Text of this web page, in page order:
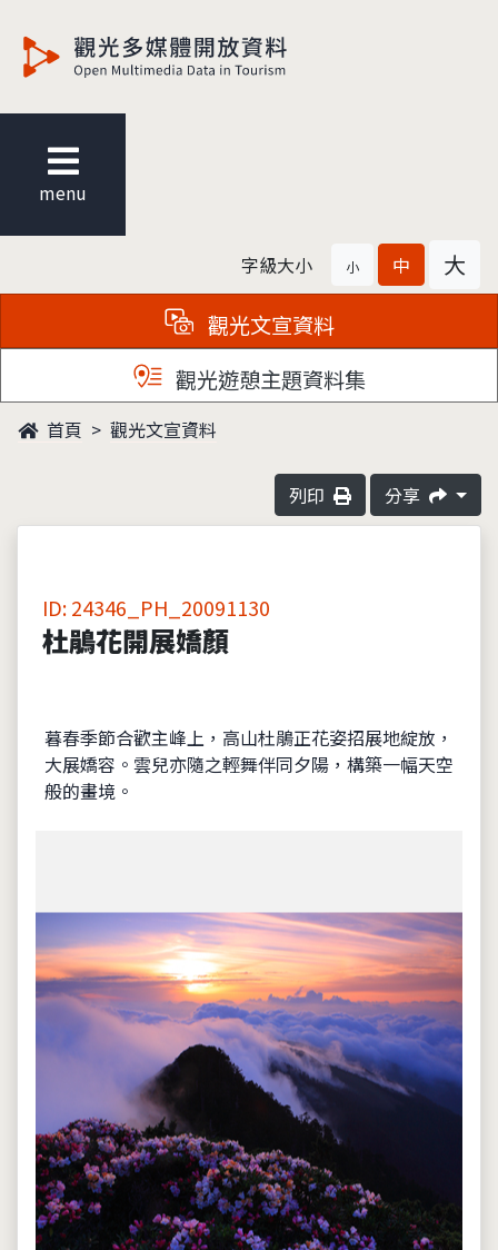
menu
字級大小 小 中 大
觀光文宣資料
觀光遊憩主題資料集
首頁 觀光文宣資料
列印 分享
ID: 24346_PH_20091130
杜鵑花開展嬌顏
暮春季節合歡主峰上，高山杜鵑正花姿招展地綻放，
大展嬌容。雲兒亦隨之輕舞伴同夕陽，構築一幅天空
般的畫境。